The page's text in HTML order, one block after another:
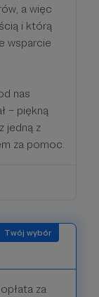
a więc
i którą
wsparcie
nas
– piękną
jedną z
za pomoc.
za